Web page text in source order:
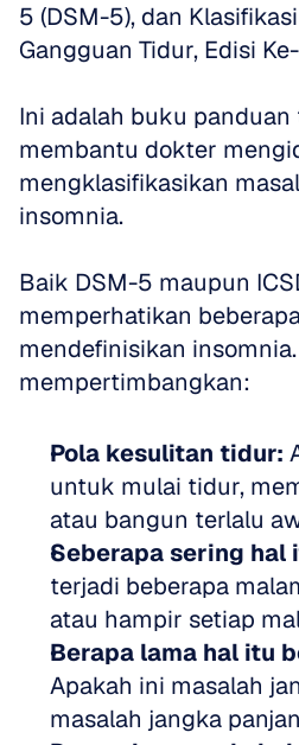
5 (DSM-5), dan
Gangguan Tidur, Edisi
Ini adalah buku
membantu dokter
mengklasifikasikan
insomnia.
Baik DSM-5 maupun
memperhatikan
mendefinisikan
mempertimbangkan:
Pola kesulitan tidur:
untuk mulai tidur,
atau bangun terlalu
Seberapa sering hal
terjadi beberapa
atau hampir setiap
Berapa lama hal itu
Apakah ini masalah
masalah jangka